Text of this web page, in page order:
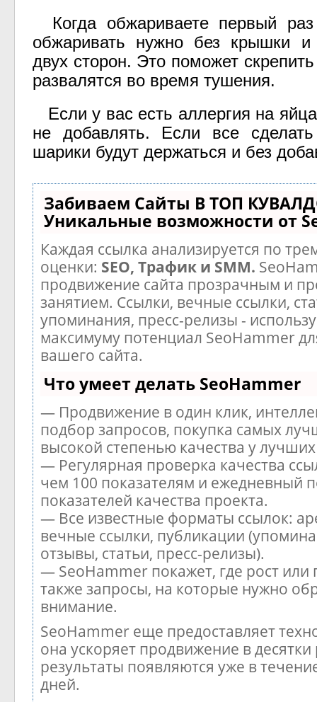
Когда обжариваете первый
обжаривать нужно без крышки и
двух сторон. Это поможет
развалятся во время тушения.
Если у вас есть аллергия на
не добавлять. Если все
шарики будут держаться и без
Забиваем Сайты В ТОП
Уникальные возможности от
Каждая ссылка анализируется по
оценки: SEO, Трафик и SMM.
продвижение сайта прозрачным и
занятием. Ссылки, вечные ссылки,
упоминания, пресс-релизы -
максимуму потенциал SeoHammer
вашего сайта.
Что умеет делать SeoHammer
— Продвижение в один клик,
подбор запросов, покупка самых
высокой степенью качества у
— Регулярная проверка качества
чем 100 показателям и ежедневный
показателей качества проекта.
— Все известные форматы ссылок:
вечные ссылки, публикации
отзывы, статьи, пресс-релизы).
— SeoHammer покажет, где рост или
также запросы, на которые нужно
внимание.
SeoHammer еще предоставляет
она ускоряет продвижение в
результаты появляются уже в
дней.